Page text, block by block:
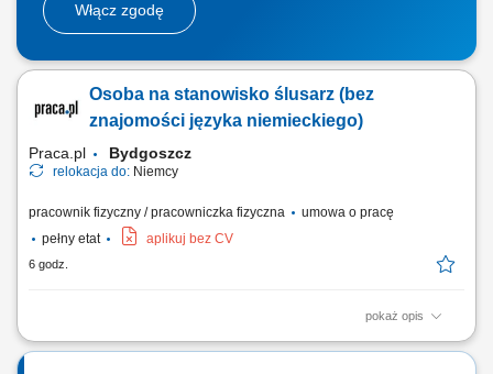
Włącz zgodę
Osoba na stanowisko ślusarz (bez
znajomości języka niemieckiego)
Praca.pl Bydgoszcz
relokacja do: Niemcy
pracownik fizyczny / pracowniczka fizyczna
umowa o pracę
pełny etat
aplikuj bez CV
6 godz.
pokaż opis
Zadania Realizacja prac montażowych wewnątrz modułów